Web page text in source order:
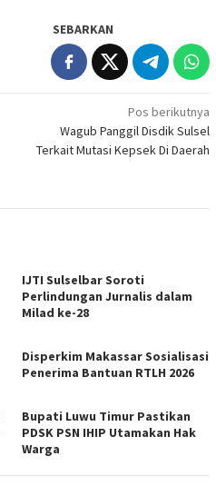
SEBARKAN
Pos berikutnya
Wagub Panggil Disdik Sulsel
Terkait Mutasi Kepsek Di Daerah
IJTI Sulselbar Soroti
Perlindungan Jurnalis dalam
Milad ke-28
Disperkim Makassar Sosialisasi
Penerima Bantuan RTLH 2026
Bupati Luwu Timur Pastikan
PDSK PSN IHIP Utamakan Hak
Warga